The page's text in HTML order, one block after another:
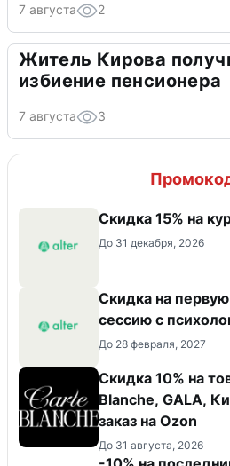
7 августа 2
Житель Кирова
избиение пенсионера
7 августа 3
Скидка 15% на
До 31 декабря, 2026
Скидка на
сессию с
До 28 февраля, 2027
Скидка 10% на
Blanche, GALA,
заказ на Оzon
До 31 августа, 2026